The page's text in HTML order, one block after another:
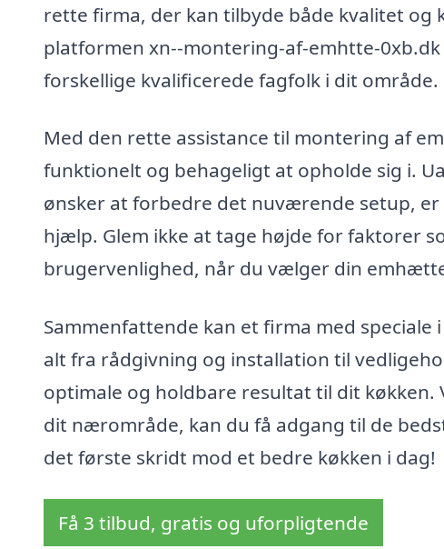
rette firma, der kan tilbyde både kvalitet og
platformen xn--montering-af-emhtte-
forskellige kvalificerede fagfolk i dit område.
Med den rette assistance til montering af
funktionelt og behageligt at opholde sig i.
ønsker at forbedre det nuværende setup,
hjælp. Glem ikke at tage højde for faktorer
brugervenlighed, når du vælger din
Sammenfattende kan et firma med
alt fra rådgivning og installation til
optimale og holdbare resultat til dit
dit nærområde, kan du få adgang til de
det første skridt mod et bedre køkken i dag!
Få 3 tilbud, gratis og uforpligtende